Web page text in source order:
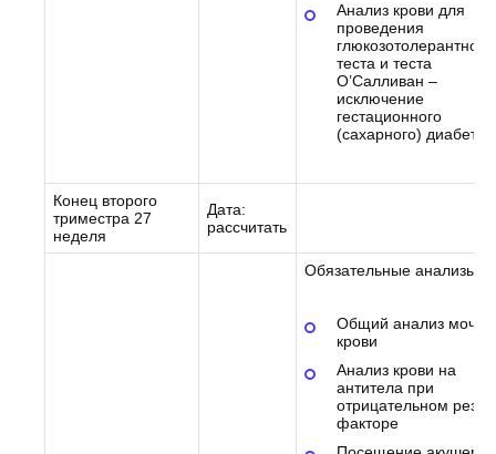
Анализ крови для
проведения
глюкозотолерантного
теста и теста
О’Салливан –
исключение
гестационного
(сахарного) диабета
Конец второго
триместра 27
неделя
Дата:
рассчитать
Обязательные анализы:
Общий анализ мочи
крови
Анализ крови на
антитела при
отрицательном
факторе